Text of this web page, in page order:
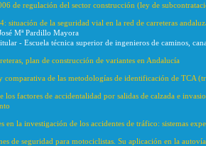
de regulación del sector construcción (ley de
situación de la seguridad vial en la red de carreteras
Mª Pardillo Mayora
- Escuela técnica superior de ingenieros de caminos,
plan de construcción de variantes en Andalucía
comparativa de las metodologías de identificación de TCA
los factores de accidentalidad por salidas de calzada e
en la investigación de los accidentes de tráfico: sistemas
de seguridad para motociclistas. Su aplicación en la